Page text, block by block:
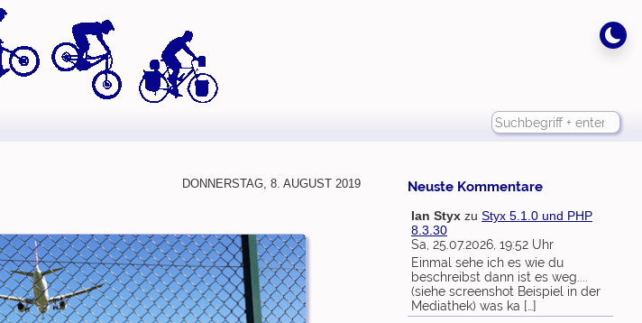
Donnerstag, 8. August 2019 Neuste Kommentare
Ian Styx zu Styx 5.1.0 und PHP
8.3.30
Sa, 25.07.2026, 19:52 Uhr
Einmal sehe ich es wie du
beschreibst dann ist es weg....
(siehe screenshot Beispiel in der
Mediathek) was ka […]